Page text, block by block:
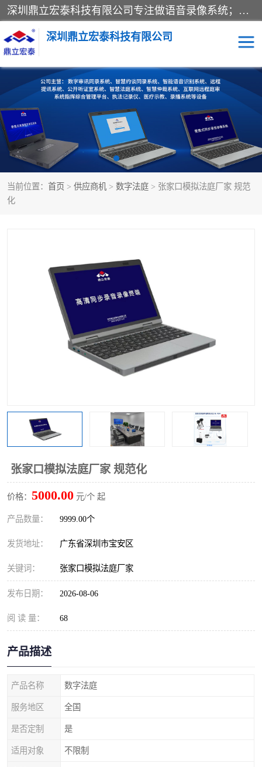
深圳鼎立宏泰科技有限公司专注做语音录像系统；主要服务有：约谈室同步录音录像系统、设计数字询问同步录音录像、数字约谈室同步录音录像、公开听证室、智慧庭审、智能语音识别转写、远程提讯（提审）、记录仪、远程指挥综合管理平台、录播系统等
深圳鼎立宏泰科技有限公司
当前位置： 首页 > 供应商机 > 数字法庭 > 张家口模拟法庭厂家 规范
化
张家口模拟法庭厂家 规范化
价格： 5000.00 元/个 起
产品数量： 9999.00个
发货地址： 广东省深圳市宝安区
关键词： 张家口模拟法庭厂家
发布日期： 2026-08-06
阅 读 量： 68
产品描述
产品名称 数字法庭
服务地区 全国
是否定制 是
适用对象 不限制
同步录音录像设备 便携式审讯设备
数字法庭 听证室
远程提讯 语音识别